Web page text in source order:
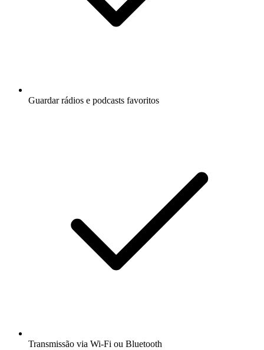
Guardar rádios e podcasts favoritos
Transmissão via Wi-Fi ou Bluetooth